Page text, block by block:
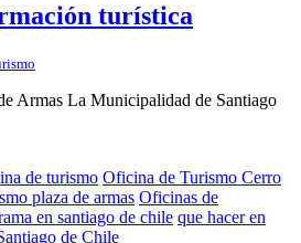
turí­stica
Armas La Municipalidad de Santiago
de turismo Oficina de Turismo Cerro
plaza de armas Oficinas de
en santiago de chile que hacer en
de Chile